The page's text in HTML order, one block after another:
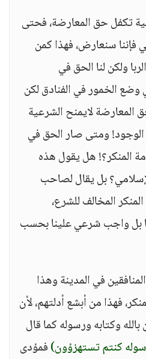
تكفل حق المعارضة، فحتى
سنعارض، فهذا كمن
ولكن لنا الحق في
الخمور في الفنادق لكن
المعارضة لايمنح الشرعية
الوجود! ومتى صار الحق في
المنكر؟! هل يقول هذه
بل يقال لصاحب
المخالف للشرع،
بل واجب شرعي علينا بحسب
في المدينة وهذا
فهذا من أبشع أدلتهم، لأن
وكتابه ورسوله كما قال
كنتم تستهزؤون)فمؤدى